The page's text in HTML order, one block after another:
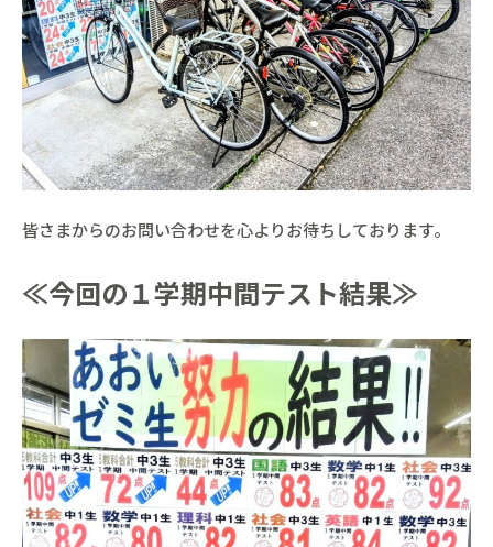
皆さまからのお問い合わせを心よりお待ちしております。
≪今回の１学期中間テスト結果≫